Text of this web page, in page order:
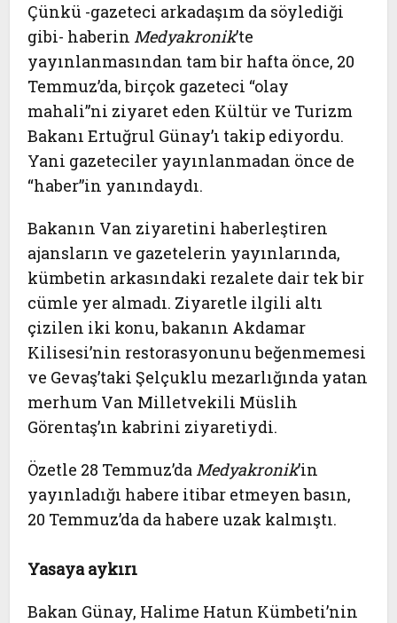
Çünkü -gazeteci arkadaşım da söylediği
gibi- haberin Medyakronik’te
yayınlanmasından tam bir hafta önce, 20
Temmuz’da, birçok gazeteci “olay
mahali”ni ziyaret eden Kültür ve Turizm
Bakanı Ertuğrul Günay’ı takip ediyordu.
Yani gazeteciler yayınlanmadan önce de
“haber”in yanındaydı.
Bakanın Van ziyaretini haberleştiren
ajansların ve gazetelerin yayınlarında,
kümbetin arkasındaki rezalete dair tek bir
cümle yer almadı. Ziyaretle ilgili altı
çizilen iki konu, bakanın Akdamar
Kilisesi’nin restorasyonunu beğenmemesi
ve Gevaş’taki Şelçuklu mezarlığında yatan
merhum Van Milletvekili Müslih
Görentaş’ın kabrini ziyaretiydi.
Özetle 28 Temmuz’da Medyakronik’in
yayınladığı habere itibar etmeyen basın,
20 Temmuz’da da habere uzak kalmıştı.
Yasaya aykırı
Bakan Günay, Halime Hatun Kümbeti’nin